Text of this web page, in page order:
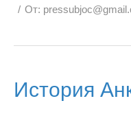
От:
История